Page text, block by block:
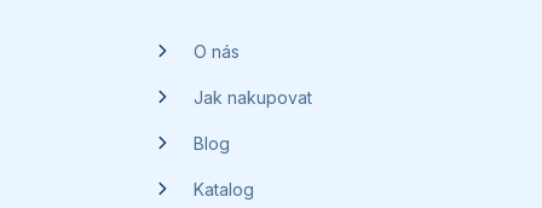
O nás
Jak nakupovat
Blog
Katalog